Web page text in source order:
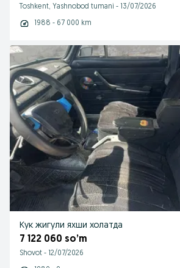
Toshkent, Yashnobod tumani - 13/07/2026
1988 - 67 000 km
Кук жигули яхши холатда
7 122 060 so’m
Shovot - 12/07/2026